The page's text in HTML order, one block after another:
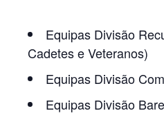
Equipas Divisão
Cadetes e Veteranos)
Equipas Divisão
Equipas Divisão